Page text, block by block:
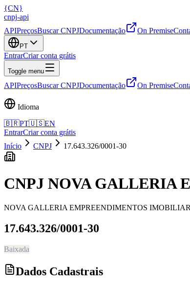
{CN}
cnpj-api
APIPreçosBuscar CNPJDocumentação On Premise
PT
EntrarCriar conta grátis
Toggle menu
APIPreçosBuscar CNPJDocumentação On Premise
Idioma
🇧🇷PT🇺🇸EN
EntrarCriar conta grátis
Início
CNPJ 17.643.326/0001-30
CNPJ NOVA GALLERIA
NOVA GALLERIA EMPREENDIMENTOS
17.643.326/0001-30
Baixada
Dados Cadastrais